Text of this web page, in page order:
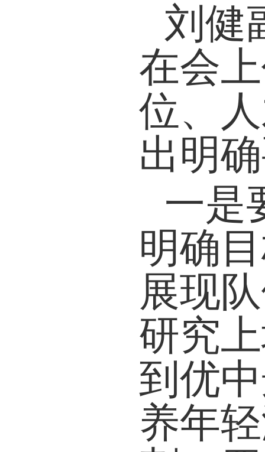
刘健
在会
位、
出明
一是
明确
展现
研究
到优
养年